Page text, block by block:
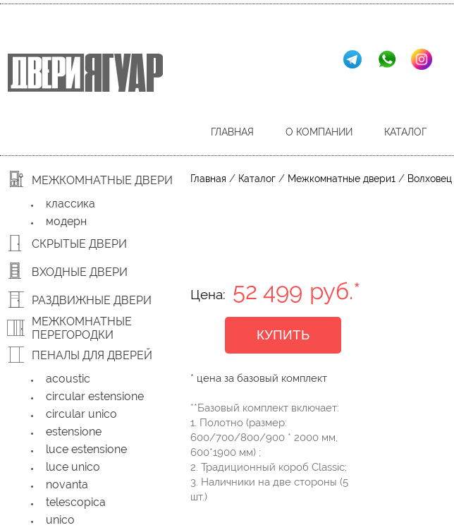
ГЛАВНАЯ О КОМПАНИИ КАТАЛОГ
МЕЖКОМНАТНЫЕ ДВЕРИ
классика
модерн
СКРЫТЫЕ ДВЕРИ
ВХОДНЫЕ ДВЕРИ
РАЗДВИЖНЫЕ ДВЕРИ
МЕЖКОМНАТНЫЕ
ПЕРЕГОРОДКИ
ПЕНАЛЫ ДЛЯ ДВЕРЕЙ
acoustic
circular estensione
circular unico
estensione
luce estensione
luce unico
novanta
telescopica
unico
Главная / Каталог / Межкомнатные двери1 / Волховец
Цена: 52 499 руб.*
КУПИТЬ
* цена за базовый комплект
**Базовый комплект включает:
1. Полотно (размер:
600/700/800/900 * 2000 мм,
600*1900 мм) ;
2. Традиционный короб Classic;
3. Наличники на две стороны (5
шт.)